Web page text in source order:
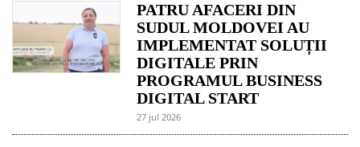
PATRU AFACERI DIN
SUDUL MOLDOVEI AU
IMPLEMENTAT SOLUȚII
DIGITALE PRIN
PROGRAMUL BUSINESS
DIGITAL START
27 jul 2026